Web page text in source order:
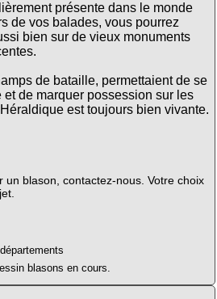
présente dans le monde
de vos balades, vous pourrez
bien sur de vieux monuments
de bataille, permettaient de se
et de marquer possession sur les
est toujours bien vivante.
un blason, contactez-nous. Votre choix
blasons en cours.